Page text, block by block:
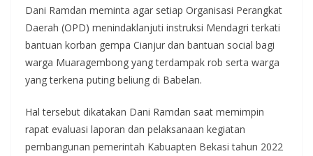
Dani Ramdan meminta agar setiap Organisasi Perangkat
Daerah (OPD) menindaklanjuti instruksi Mendagri terkati
bantuan korban gempa Cianjur dan bantuan social bagi
warga Muaragembong yang terdampak rob serta warga
yang terkena puting beliung di Babelan.
Hal tersebut dikatakan Dani Ramdan saat memimpin
rapat evaluasi laporan dan pelaksanaan kegiatan
pembangunan pemerintah Kabuapten Bekasi tahun 2022